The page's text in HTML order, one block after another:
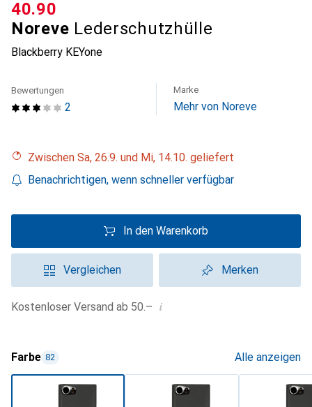
Noreve Lederschutzhülle
Blackberry KEYone
CHF
40.90
2
Bewertungen Marke
Mehr von Noreve
Zwischen Sa, 26.9. und Mi, 14.10. geliefert
Benachrichtigen, wenn schneller verfügbar
In den Warenkorb
Vergleichen Merken
Kostenloser Versand ab 50.– i
Farbe 82 Alle anzeigen